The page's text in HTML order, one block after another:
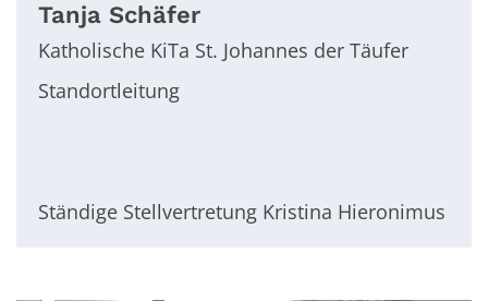
Tanja Schäfer
Katholische KiTa St. Johannes der Täufer
Standortleitung
Ständige Stellvertretung Kristina Hieronimus